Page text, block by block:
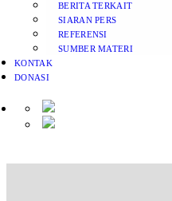
BERITA TERKAIT
SIARAN PERS
REFERENSI
SUMBER MATERI
KONTAK
DONASI